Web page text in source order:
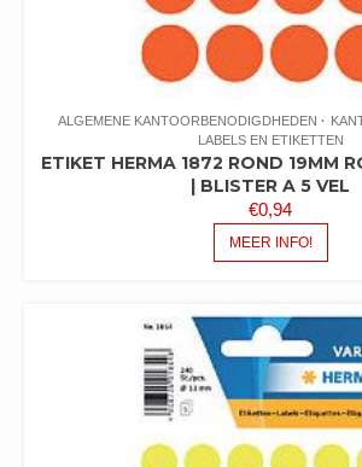
ALGEMENE KANTOORBENODIGDHEDEN
LABELS EN ETIKETTEN
ETIKET HERMA 1872 ROND 19MM
| BLISTER A 5 VEL
€0,94
MEER INFO!